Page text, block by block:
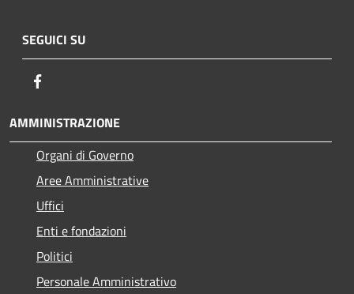
SEGUICI SU
AMMINISTRAZIONE
Organi di Governo
Aree Amministrative
Uffici
Enti e fondazioni
Politici
Personale Amministrativo